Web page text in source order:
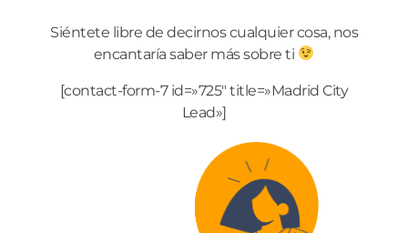
Siéntete libre de decirnos cualquier cosa, nos
encantaría saber más sobre ti
[contact-form-7 id=»725″ title=»Madrid City
Lead»]